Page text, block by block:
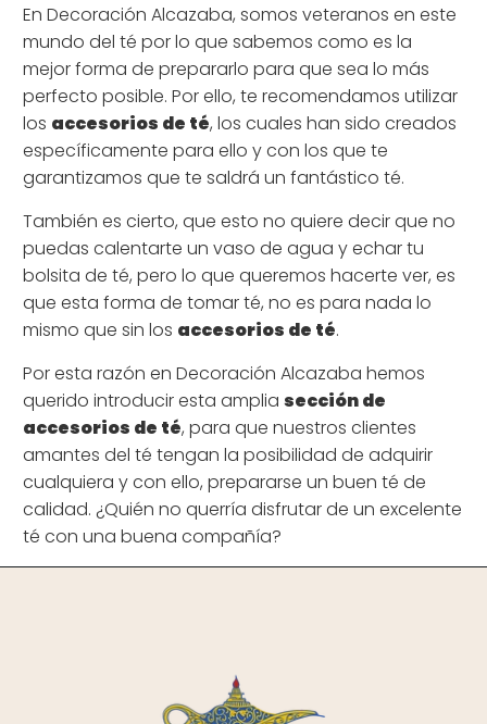
EnDecoración Alcazaba, somos veteranos en este
mundo del té por lo que sabemos como es la
mejor forma de prepararlo para que sea lo más
perfecto posible. Por ello, te recomendamos utilizar
los accesorios de té, los cuales han sido creados
específicamente para ello y con los que te
garantizamos que te saldrá un fantástico té.
También es cierto, que esto no quiere decir que no
puedas calentarte un vaso de agua y echar tu
bolsita de té, pero lo que queremos hacerte ver, es
que esta forma de tomar té, no es para nada lo
mismo que sin los accesorios de té.
Por esta razón enDecoración Alcazaba hemos
querido introducir esta ampliasección de
accesorios de té, para que nuestros clientes
amantes del té tengan la posibilidad de adquirir
cualquiera y con ello, prepararse un buen té de
calidad. ¿Quién no querría disfrutar de un excelente
té con una buena compañía?